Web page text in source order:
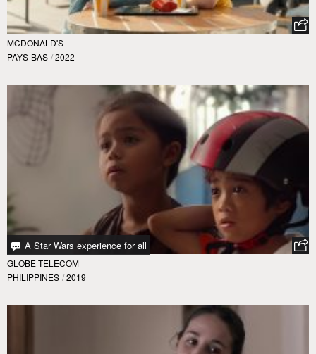
MCDONALD'S
PAYS-BAS / 2022
A Star Wars experience for all
GLOBE TELECOM
PHILIPPINES / 2019